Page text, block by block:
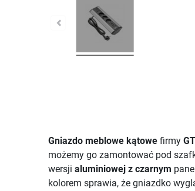
Gniazdo meblowe kątowe firmy
możemy go zamontować pod
wersji aluminiowej z czarnym
kolorem sprawia, że gniazdko